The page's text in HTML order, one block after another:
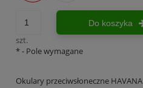
szt.
Do koszyka
*- Pole wymagane
Okulary przeciwsłoneczne HAVANA